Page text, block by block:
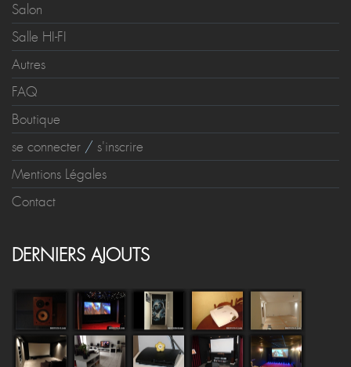
Salon
Salle HI-FI
Autres
FAQ
Boutique
se connecter / s'inscrire
Mentions Légales
Contact
DERNIERS AJOUTS